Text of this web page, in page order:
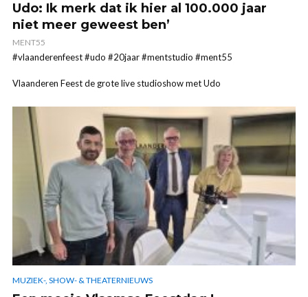
Udo: Ik merk dat ik hier al 100.000 jaar
niet meer geweest ben’
MENT55
#vlaanderenfeest #udo #20jaar #mentstudio #ment55
Vlaanderen Feest de grote live studioshow met Udo
MUZIEK-, SHOW- & THEATERNIEUWS